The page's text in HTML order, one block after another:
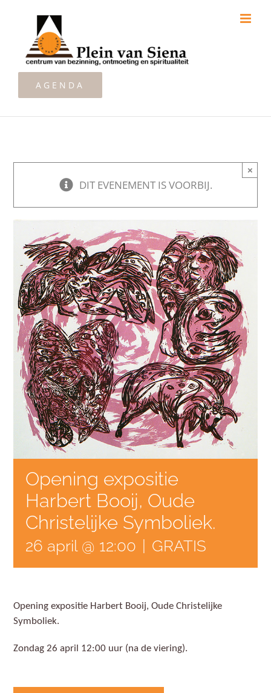
AGENDA
DIT EVENEMENT IS VOORBIJ.
×
Opening expositie
Harbert Booij, Oude
Christelijke Symboliek.
26 april @ 12:00 GRATIS
Opening expositie Harbert Booij, Oude Christelijke
Symboliek.
Zondag 26 april 12:00 uur (na de viering).